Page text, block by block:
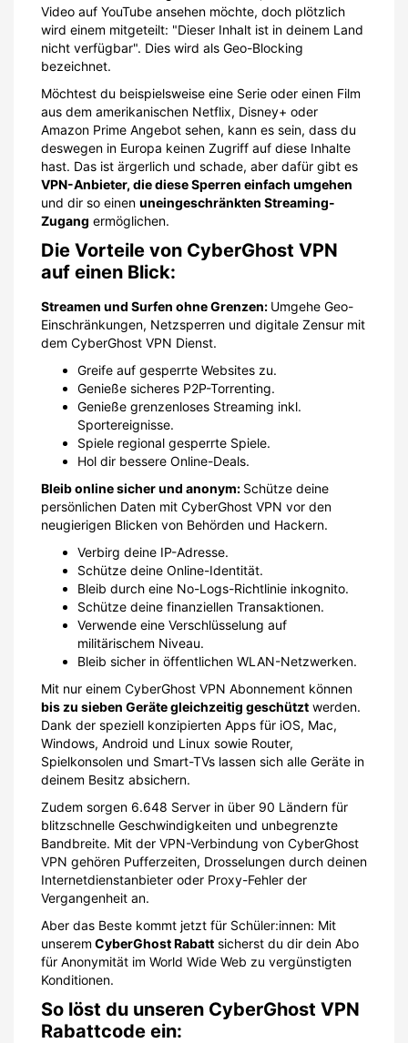
Video auf YouTube ansehen möchte, doch plötzlich
wird einem mitgeteilt: "Dieser Inhalt ist in deinem Land
nicht verfügbar". Dies wird als Geo-Blocking
bezeichnet.
Möchtest du beispielsweise eine Serie oder einen Film
aus dem amerikanischen Netflix, Disney+ oder
Amazon Prime Angebot sehen, kann es sein, dass du
deswegen in Europa keinen Zugriff auf diese Inhalte
hast. Das ist ärgerlich und schade, aber dafür gibt es
VPN-Anbieter, die diese Sperren einfach umgehen
und dir so einen uneingeschränkten Streaming-
Zugang ermöglichen.
Die Vorteile von CyberGhost VPN
auf einen Blick:
Streamen und Surfen ohne Grenzen: Umgehe Geo-
Einschränkungen, Netzsperren und digitale Zensur mit
dem CyberGhost VPN Dienst.
Greife auf gesperrte Websites zu.
Genieße sicheres P2P-Torrenting.
Genieße grenzenloses Streaming inkl.
Sportereignisse.
Spiele regional gesperrte Spiele.
Hol dir bessere Online-Deals.
Bleib online sicher und anonym: Schütze deine
persönlichen Daten mit CyberGhost VPN vor den
neugierigen Blicken von Behörden und Hackern.
Verbirg deine IP-Adresse.
Schütze deine Online-Identität.
Bleib durch eine No-Logs-Richtlinie inkognito.
Schütze deine finanziellen Transaktionen.
Verwende eine Verschlüsselung auf
militärischem Niveau.
Bleib sicher in öffentlichen WLAN-Netzwerken.
Mit nur einem CyberGhost VPN Abonnement können
bis zu sieben Geräte gleichzeitig geschützt werden.
Dank der speziell konzipierten Apps für iOS, Mac,
Windows, Android und Linux sowie Router,
Spielkonsolen und Smart-TVs lassen sich alle Geräte in
deinem Besitz absichern.
Zudem sorgen 6.648 Server in über 90 Ländern für
blitzschnelle Geschwindigkeiten und unbegrenzte
Bandbreite. Mit der VPN-Verbindung von CyberGhost
VPN gehören Pufferzeiten, Drosselungen durch deinen
Internetdienstanbieter oder Proxy-Fehler der
Vergangenheit an.
Aber das Beste kommt jetzt für Schüler:innen: Mit
unserem CyberGhost Rabatt sicherst du dir dein Abo
für Anonymität im World Wide Web zu vergünstigten
Konditionen.
So löst du unseren CyberGhost VPN
Rabattcode ein: